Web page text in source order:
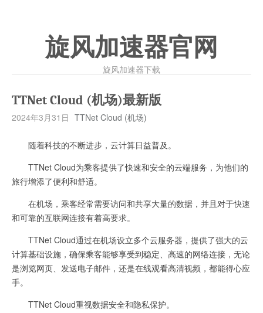
旋风加速器官网
旋风加速器下载
TTNet Cloud (机场)最新版
2024年3月31日 TTNet Cloud (机场)
随着科技的不断进步，云计算日益普及。
TTNet Cloud为乘客提供了快速和安全的云端服务，为他们的
旅行增添了便利和舒适。
在机场，乘客经常需要访问和共享大量的数据，并且对于快速
和可靠的互联网连接有着高要求。
TTNet Cloud通过在机场设立多个云服务器，提供了强大的云
计算基础设施，确保乘客能够享受到稳定、高速的网络连接，无论
是浏览网页、发送电子邮件，还是在线观看高清视频，都能得心应
手。
TTNet Cloud重视数据安全和隐私保护。